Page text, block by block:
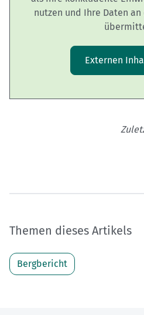
nutzen und Ihre Daten
Externen
Themen dieses Artikels
Bergbericht